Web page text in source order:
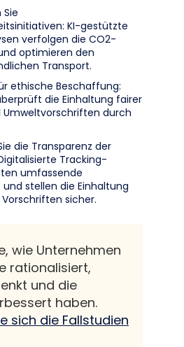
KI-gestützte
verfolgen die CO2-
optimieren den
Transport.
ethische Beschaffung:
die Einhaltung fairer
Umweltvorschriften durch
die Transparenz der
Tracking-
umfassende
und stellen die Einhaltung
sicher.
wie Unternehmen
rationalisiert,
und die
haben.
sich die Fallstudien